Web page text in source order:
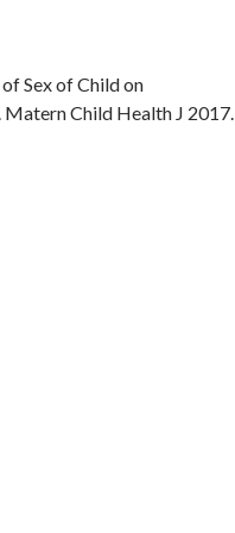
Sex of Child on
Child Health J 2017.